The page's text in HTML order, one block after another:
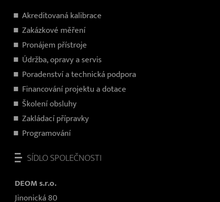
Akreditovaná kalibrace
Zakázkové měření
Pronájem přístroje
Údržba, opravy a servis
Poradenství a technická podpora
Financování projektu a dotace
Školení obsluhy
Zakládací přípravky
Programování
SÍDLO SPOLEČNOSTI
DEOM s.r.o.
Jinonická 80